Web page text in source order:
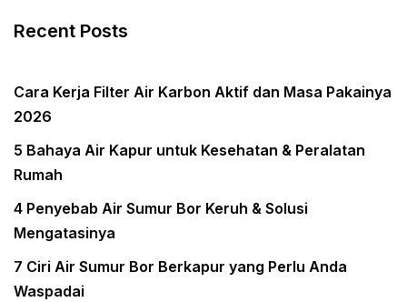
Recent Posts
Cara Kerja Filter Air Karbon Aktif dan Masa Pakainya
2026
5 Bahaya Air Kapur untuk Kesehatan & Peralatan
Rumah
4 Penyebab Air Sumur Bor Keruh & Solusi
Mengatasinya
7 Ciri Air Sumur Bor Berkapur yang Perlu Anda
Waspadai